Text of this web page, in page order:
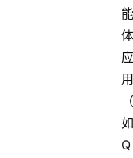
能
体
应
用
（
如
Q